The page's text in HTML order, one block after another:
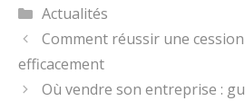
Catégories
Actualités
Comment réussir une
efficacement
Où vendre son entreprise :